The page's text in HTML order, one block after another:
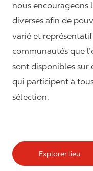
nous encourageons
diverses afin de
varié et
communautés que
sont disponibles sur
qui participent à
sélection.
Explorer lieu